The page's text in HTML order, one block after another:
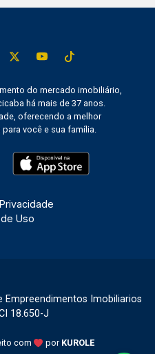
do mercado imobiliário,
há mais de 37 anos.
oferecendo a melhor
você e sua família.
Uso
Empreendimentos Imobiliarios
18.650-J
com por KUROLE